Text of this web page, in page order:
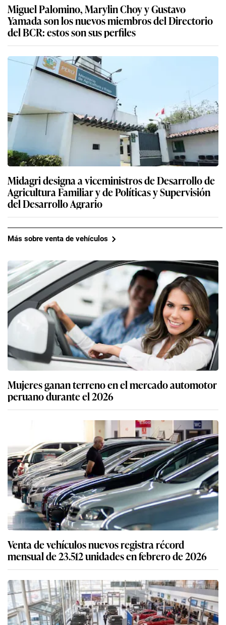
Miguel Palomino, Marylin Choy y Gustavo
Yamada son los nuevos miembros del Directorio
del BCR: estos son sus perfiles
Midagri designa a viceministros de Desarrollo de
Agricultura Familiar y de Políticas y Supervisión
del Desarrollo Agrario
Más sobre venta de vehículos
Mujeres ganan terreno en el mercado automotor
peruano durante el 2026
Venta de vehículos nuevos registra récord
mensual de 23.512 unidades en febrero de 2026